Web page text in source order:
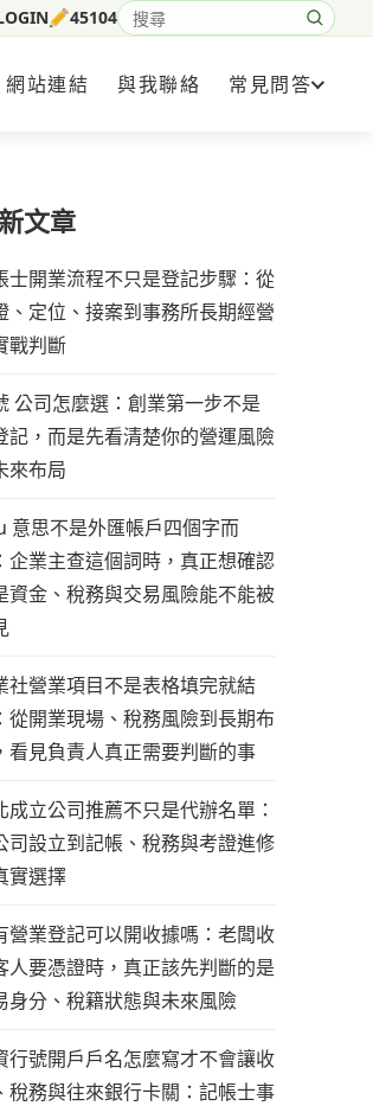
45104
搜尋網站內容
網站連結 與我聯絡 常見問答
文章
士開業流程不只是登記步驟：從
、定位、接案到事務所長期經營
戰判斷
公司怎麼選：創業第一步不是
記，而是先看清楚你的營運風險
來布局
意思不是外匯帳戶四個字而
企業主查這個詞時，真正想確認
資金、稅務與交易風險能不能被
社營業項目不是表格填完就結
從開業現場、稅務風險到長期布
看見負責人真正需要判斷的事
成立公司推薦不只是代辦名單：
司設立到記帳、稅務與考證進修
實選擇
營業登記可以開收據嗎：老闆收
人要憑證時，真正該先判斷的是
身分、稅籍狀態與未來風險
行號開戶戶名怎麼寫才不會讓收
稅務與往來銀行卡關：記帳士事